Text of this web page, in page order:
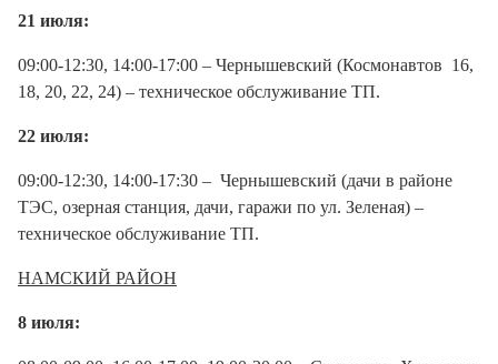
21 июля:
09:00-12:30, 14:00-17:00 – Чернышевский (Космонавтов 16,
18, 20, 22, 24) – техническое обслуживание ТП.
22 июля:
09:00-12:30, 14:00-17:30 – Чернышевский (дачи в районе
ТЭС, озерная станция, дачи, гаражи по ул. Зеленая) –
техническое обслуживание ТП.
НАМСКИЙ РАЙОН
8 июля: